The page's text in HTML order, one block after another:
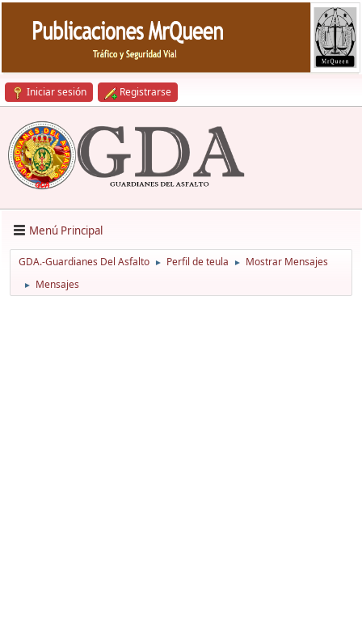
Iniciar sesión Registrarse
Menú Principal
GDA.-Guardianes Del Asfalto ► Perfil de teula ► Mostrar Mensajes
► Mensajes